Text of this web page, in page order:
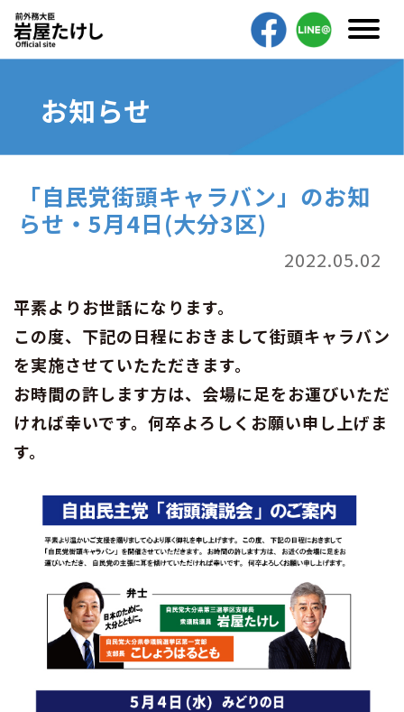
お知らせ
「自民党街頭キャラバン」のお知
らせ・5月4日(大分3区)
2022.05.02
平素よりお世話になります。
この度、下記の日程におきまして街頭キャラバン
を実施させていたただきます。
お時間の許します方は、会場に足をお運びいただ
ければ幸いです。何卒よろしくお願い申し上げま
す。